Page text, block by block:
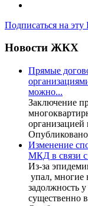
Подписаться на эту
Новости ЖКХ
Прямые
можно...
Заключение
Изменение
МКД в связи
Из-за
упал, многие
задолжность
существенно